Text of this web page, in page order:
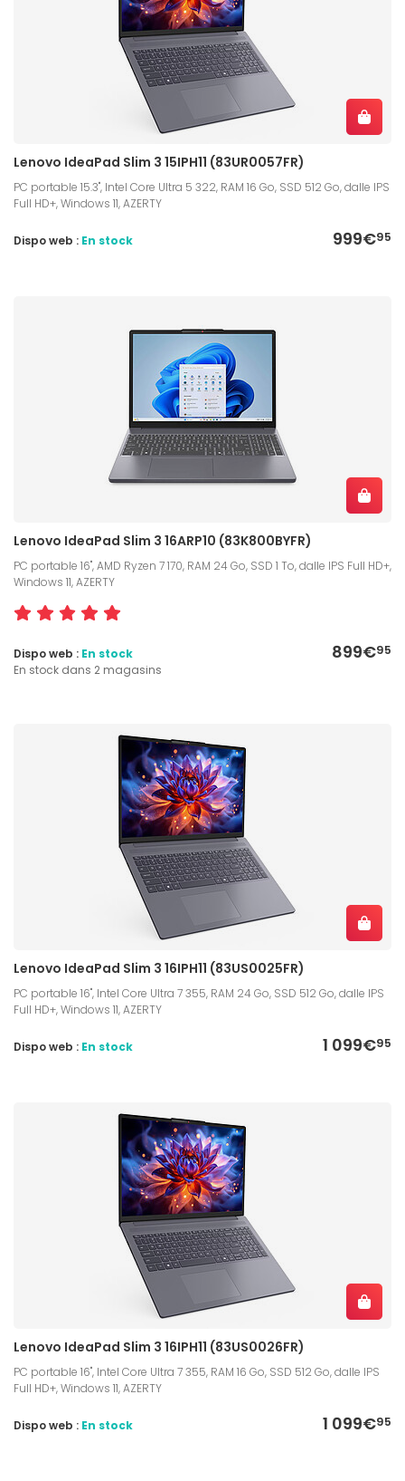
Lenovo IdeaPad Slim 3 15IPH11 (83UR0057FR)
PC portable 15.3", Intel Core Ultra 5 322, RAM 16 Go, SSD 512 Go, dalle IPS
Full HD+, Windows 11, AZERTY
999€95
Dispo web : En stock
Lenovo IdeaPad Slim 3 16ARP10 (83K800BYFR)
PC portable 16", AMD Ryzen 7 170, RAM 24 Go, SSD 1 To, dalle IPS Full HD+,
Windows 11, AZERTY
899€95
Dispo web : En stock
En stock dans 2 magasins
Lenovo IdeaPad Slim 3 16IPH11 (83US0025FR)
PC portable 16", Intel Core Ultra 7 355, RAM 24 Go, SSD 512 Go, dalle IPS
Full HD+, Windows 11, AZERTY
1 099€95
Dispo web : En stock
Lenovo IdeaPad Slim 3 16IPH11 (83US0026FR)
PC portable 16", Intel Core Ultra 7 355, RAM 16 Go, SSD 512 Go, dalle IPS
Full HD+, Windows 11, AZERTY
1 099€95
Dispo web : En stock